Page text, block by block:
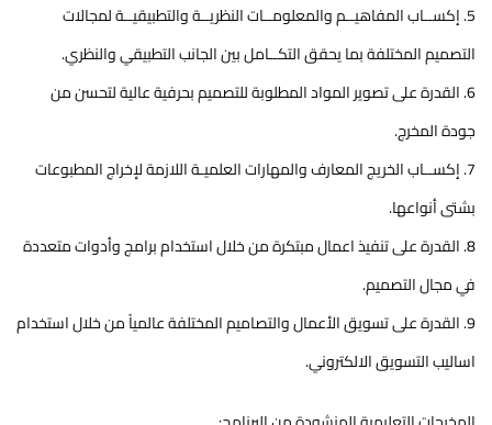
5. إكســاب المفاهيــم والمعلومــات النظريــة والتطبيقيــة لمجالات
التصميم المختلفة بما يحقق التكــامل بين الجانب التطبيقي والنظري.
6. القدرة على تصوير المواد المطلوبة للتصميم بحرفية عالية لتحسن من
جودة المخرج.
7. إكســاب الخريج المعارف والمهارات العلميـة اللازمة لإخراج المطبوعات
بشتى أنواعها.
8. القدرة على تنفيذ اعمال مبتكرة من خلال استخدام برامج وأدوات متعددة
في مجال التصميم.
9. القدرة على تسويق الأعمال والتصاميم المختلفة عالمياً من خلال استخدام
اساليب التسويق الالكتروني.